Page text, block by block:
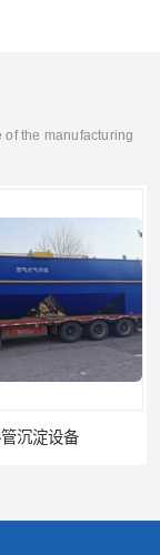
the manufacturing
沉淀设备